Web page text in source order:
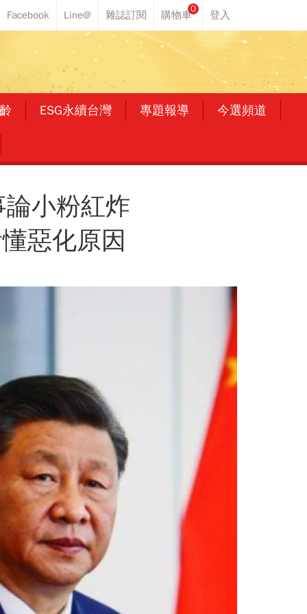
0
ESG永續台灣 專題報導 今選頻道
小粉紅炸
惡化原因